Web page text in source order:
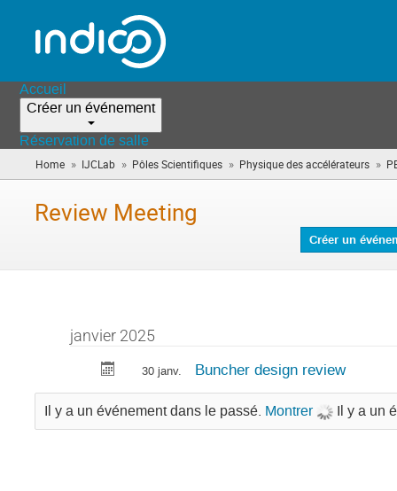
Accueil
Créer un événement
Réservation de salle
Home » IJCLab » Pôles Scientifiques » Physique des accélérateurs »
Review Meeting
Créer un
janvier 2025
30 janv. Buncher design review
Il y a un événement dans le passé. Montrer Il y a un